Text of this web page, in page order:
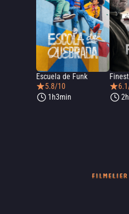
Escuela de Funk
5.8/10
1h3min